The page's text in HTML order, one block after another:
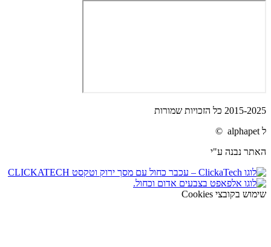
2015-2025 כל הזכויות שמורות
ל alphapet ©
האתר נבנה ע"י
שימוש בקובצי Cookies